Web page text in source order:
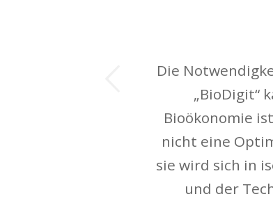
Die
„BioDigit“
Bioökonomie
nicht eine
sie wird sich in
und der